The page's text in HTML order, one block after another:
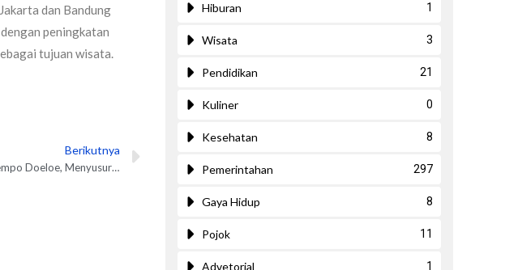
dan Bandung
peningkatan
tujuan wisata.
Berikutnya
Menjadi Time Traveller di Sukabumi Tempo Doeloe, Menyusuri Jejak Kota dalam Lintas Waktu Next
Hiburan 1
Wisata 3
Pendidikan 21
Kuliner 0
Kesehatan 8
Pemerintahan 297
Gaya Hidup 8
Pojok 11
Advetorial 1